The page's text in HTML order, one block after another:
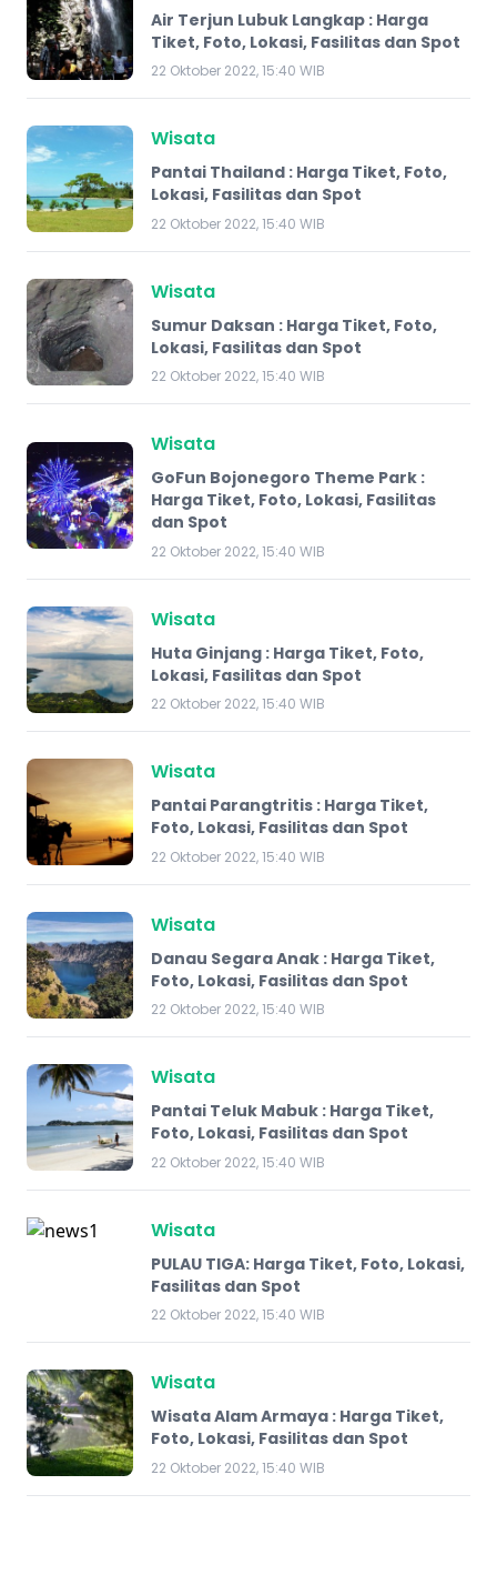
Air Terjun Lubuk Langkap : Harga
Tiket, Foto, Lokasi, Fasilitas dan Spot
22 Oktober 2022, 15:40 WIB
Wisata
Pantai Thailand : Harga Tiket, Foto,
Lokasi, Fasilitas dan Spot
22 Oktober 2022, 15:40 WIB
Wisata
Sumur Daksan : Harga Tiket, Foto,
Lokasi, Fasilitas dan Spot
22 Oktober 2022, 15:40 WIB
Wisata
GoFun Bojonegoro Theme Park :
Harga Tiket, Foto, Lokasi, Fasilitas
dan Spot
22 Oktober 2022, 15:40 WIB
Wisata
Huta Ginjang : Harga Tiket, Foto,
Lokasi, Fasilitas dan Spot
22 Oktober 2022, 15:40 WIB
Wisata
Pantai Parangtritis : Harga Tiket,
Foto, Lokasi, Fasilitas dan Spot
22 Oktober 2022, 15:40 WIB
Wisata
Danau Segara Anak : Harga Tiket,
Foto, Lokasi, Fasilitas dan Spot
22 Oktober 2022, 15:40 WIB
Wisata
Pantai Teluk Mabuk : Harga Tiket,
Foto, Lokasi, Fasilitas dan Spot
22 Oktober 2022, 15:40 WIB
Wisata
PULAU TIGA: Harga Tiket, Foto, Lokasi,
Fasilitas dan Spot
22 Oktober 2022, 15:40 WIB
Wisata
Wisata Alam Armaya : Harga Tiket,
Foto, Lokasi, Fasilitas dan Spot
22 Oktober 2022, 15:40 WIB